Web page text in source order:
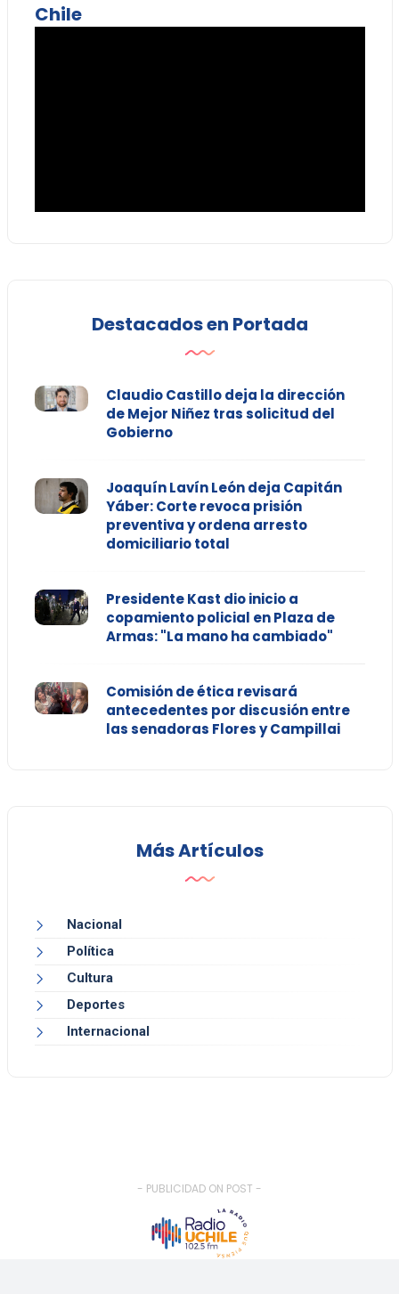
Chile
Destacados en Portada
Claudio Castillo deja la dirección
de Mejor Niñez tras solicitud del
Gobierno
Joaquín Lavín León deja Capitán
Yáber: Corte revoca prisión
preventiva y ordena arresto
domiciliario total
Presidente Kast dio inicio a
copamiento policial en Plaza de
Armas: "La mano ha cambiado"
Comisión de ética revisará
antecedentes por discusión entre
las senadoras Flores y Campillai
Más Artículos
Nacional
Política
Cultura
Deportes
Internacional
- PUBLICIDAD ON POST -